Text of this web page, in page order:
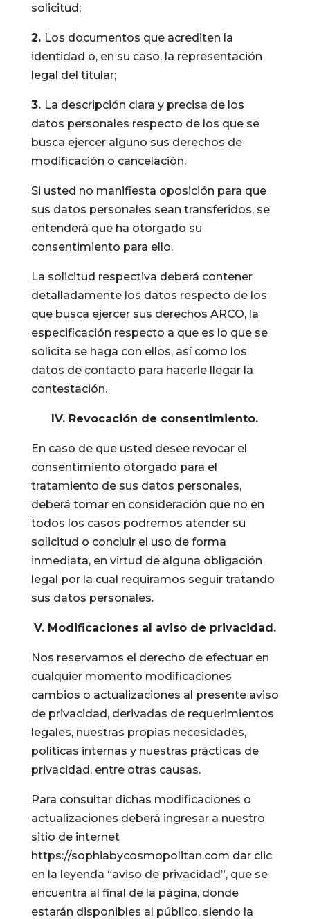
solicitud;
2. Los documentos que acrediten la
identidad o, en su caso, la representación
legal del titular;
3. La descripción clara y precisa de los
datos personales respecto de los que se
busca ejercer alguno sus derechos de
modificación o cancelación.
Si usted no manifiesta oposición para que
sus datos personales sean transferidos, se
entenderá que ha otorgado su
consentimiento para ello.
La solicitud respectiva deberá contener
detalladamente los datos respecto de los
que busca ejercer sus derechos ARCO, la
especificación respecto a que es lo que se
solicita se haga con ellos, así como los
datos de contacto para hacerle llegar la
contestación.
IV. Revocación de consentimiento.
En caso de que usted desee revocar el
consentimiento otorgado para el
tratamiento de sus datos personales,
deberá tomar en consideración que no en
todos los casos podremos atender su
solicitud o concluir el uso de forma
inmediata, en virtud de alguna obligación
legal por la cual requiramos seguir tratando
sus datos personales.
V. Modificaciones al aviso de privacidad.
Nos reservamos el derecho de efectuar en
cualquier momento modificaciones
cambios o actualizaciones al presente aviso
de privacidad, derivadas de requerimientos
legales, nuestras propias necesidades,
políticas internas y nuestras prácticas de
privacidad, entre otras causas.
Para consultar dichas modificaciones o
actualizaciones deberá ingresar a nuestro
sitio de internet
https://sophiabycosmopolitan.com dar clic
en la leyenda “aviso de privacidad”, que se
encuentra al final de la página, donde
estarán disponibles al público, siendo la